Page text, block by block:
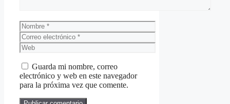
Nombre
Correo
electrónico
Web
Guarda mi nombre, correo
electrónico y web en este navegador
para la próxima vez que comente.